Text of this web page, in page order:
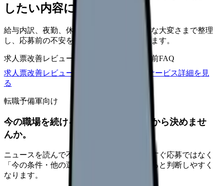
したい内容に直せます
給与内訳、夜勤、休日、教育、職場の正直な大変さまで整理
し、応募前の不安を減らす求人票へ改善します。
求人票改善レビュー
応募前FAQ
求人票改善レビューの見積もりを依頼
サービス詳細を見
る
転職予備軍向け
今の職場を続けるか、条件を比べてから決めませ
んか。
ニュースを読んで不安が強くなった時は、すぐ応募ではなく
「今の条件・他の選択肢・相談先」を分けると判断しやすく
なります。